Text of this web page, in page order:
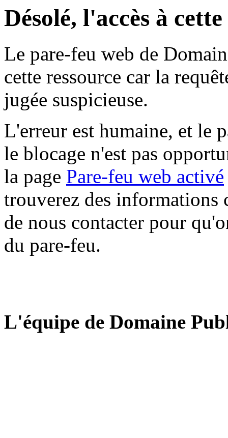
Désolé, l'accès à
Le pare-feu web de
cette ressource car la
jugée suspicieuse.
L'erreur est humaine, et le
le blocage n'est pas
la page Pare-feu web activé
trouverez des informations
de nous contacter pour
du pare-feu.
L'équipe de Domaine